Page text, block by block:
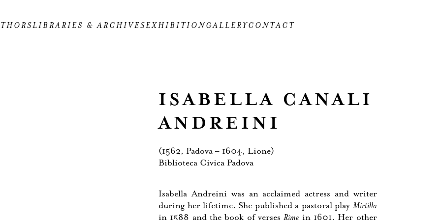
LIBRARIES & ARCHIVESEXHIBITIONGALLERYCONTACT
ISABELLA CANALI
ANDREINI
(1562, Padova – 1604, Lione)
Biblioteca Civica Padova
Isabella Andreini was an acclaimed actress and writer
during her lifetime. She published a pastoral play Mirtilla
in 1588 and the book of versesRime in 1601. Her other